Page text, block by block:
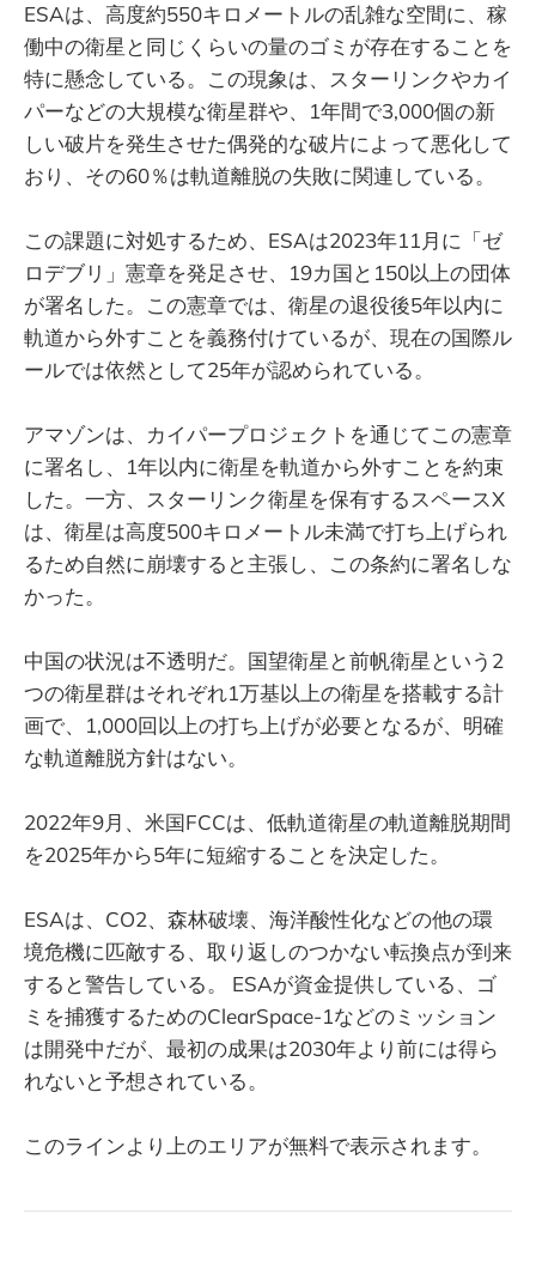
ESAは、高度約550キロメートルの乱雑な空間に、稼
働中の衛星と同じくらいの量のゴミが存在することを
特に懸念している。この現象は、スターリンクやカイ
パーなどの大規模な衛星群や、1年間で3,000個の新
しい破片を発生させた偶発的な破片によって悪化して
おり、その60％は軌道離脱の失敗に関連している。
この課題に対処するため、ESAは2023年11月に「ゼ
ロデブリ」憲章を発足させ、19カ国と150以上の団体
が署名した。この憲章では、衛星の退役後5年以内に
軌道から外すことを義務付けているが、現在の国際ル
ールでは依然として25年が認められている。
アマゾンは、カイパープロジェクトを通じてこの憲章
に署名し、1年以内に衛星を軌道から外すことを約束
した。一方、スターリンク衛星を保有するスペースX
は、衛星は高度500キロメートル未満で打ち上げられ
るため自然に崩壊すると主張し、この条約に署名しな
かった。
中国の状況は不透明だ。国望衛星と前帆衛星という2
つの衛星群はそれぞれ1万基以上の衛星を搭載する計
画で、1,000回以上の打ち上げが必要となるが、明確
な軌道離脱方針はない。
2022年9月、米国FCCは、低軌道衛星の軌道離脱期間
を2025年から5年に短縮することを決定した。
ESAは、CO2、森林破壊、海洋酸性化などの他の環
境危機に匹敵する、取り返しのつかない転換点が到来
すると警告している。 ESAが資金提供している、ゴ
ミを捕獲するためのClearSpace-1などのミッション
は開発中だが、最初の成果は2030年より前には得ら
れないと予想されている。
このラインより上のエリアが無料で表示されます。